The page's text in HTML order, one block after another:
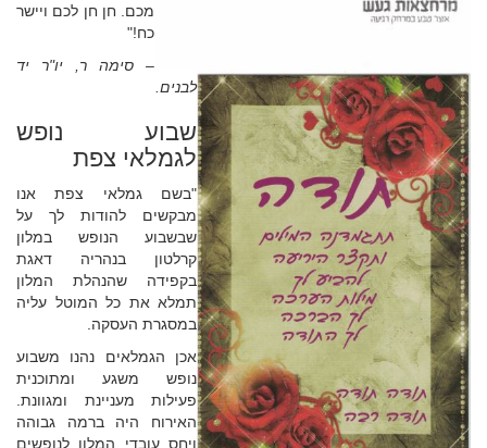
מכם. חן חן לכם ויישר
כח!"
– סימה ר, יו"ר יד
לבנים.
שבוע נופש
לגמלאי צפת
"בשם גמלאי צפת אנו
מבקשים להודות לך על
שבשבוע הנופש במלון
קרלטון בנהריה דאגת
בקפידה שהנהלת המלון
תמלא את כל המוטל עליה
במסגרת העסקה.
אכן הגמלאים נהנו משבוע
נופש משגע ומתוכנית
פעילות מעניינת ומגוונת.
האירוח היה ברמה גבוהה
ויחס עובדי המלון לנופשים